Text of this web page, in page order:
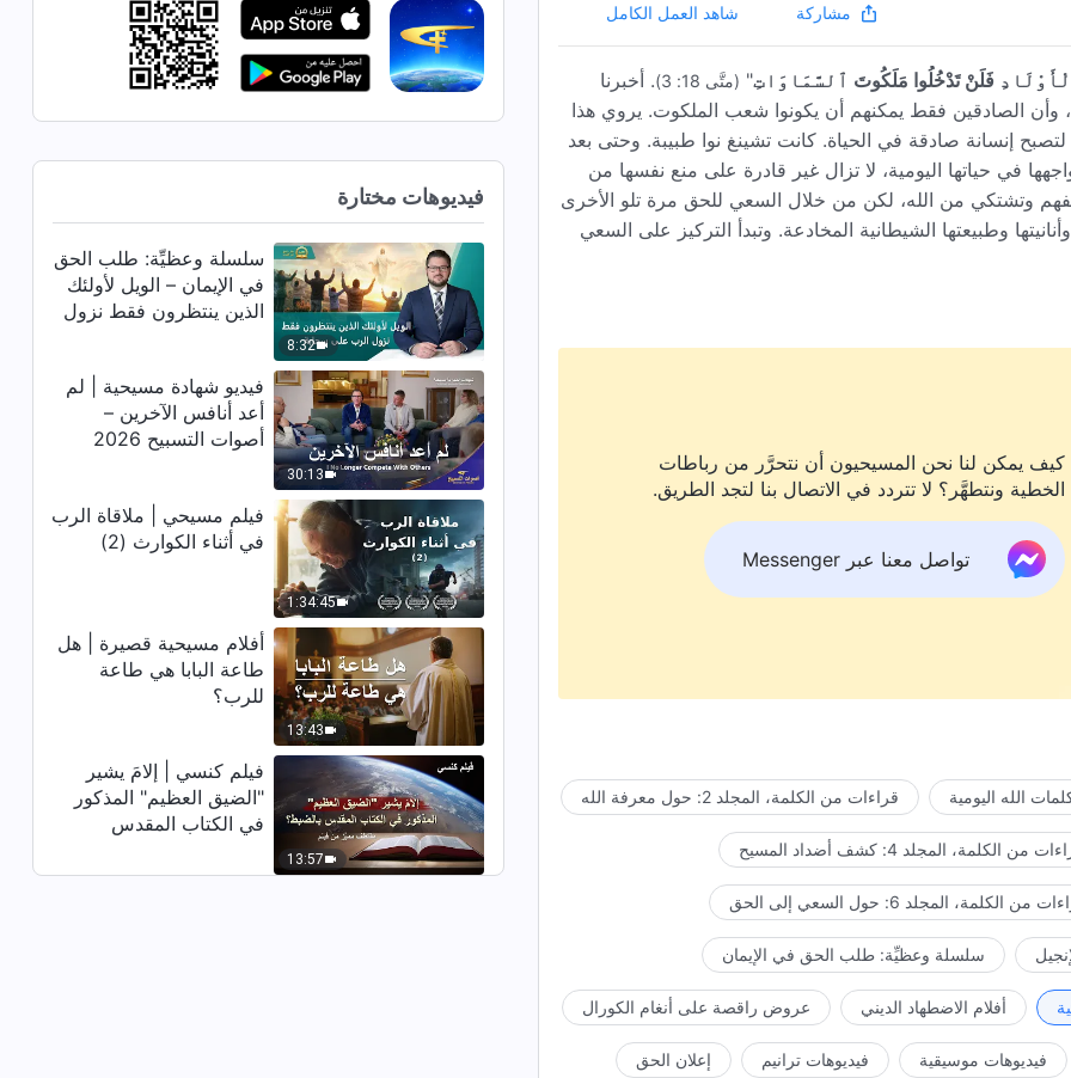
مشاركة شاهد العمل الكامل
فَلَنْ تَدْخُلُوا مَلَكُوتَ ٱلسَّمَاوَاتِ" (متَّى 18: 3)
. أخبرنا
الصادقين فقط يمكنهم أن يكونوا شعب الملكوت. يروي هذا
إنسانة صادقة في الحياة. كانت تشينغ نوا طبيبة. وحتى بعد
في حياتها اليومية، لا تزال غير قادرة على منع نفسها من
وتشتكي من الله، لكن من خلال السعي للحق مرة تلو الأخرى
وطبيعتها الشيطانية المخادعة. وتبدأ التركيز على السعي
تكذب، وترفض إنكار الله. وتقدم شهادة جميلة وباهرة لله.
كيف يمكن لنا نحن المسيحيون أن نتحرَّر من رباطات
الخطية ونتطهَّر؟ لا تتردد في الاتصال بنا لتجد الطريق.
تواصل معنا عبر Messenger
الله اليومية قراءات من الكلمة، المجلد 2: حول معرفة الله
من الكلمة، المجلد 4: كشف أضداد المسيح
من الكلمة، المجلد 6: حول السعي إلى الحق
سلسلة وعظيِّة: طلب الحق في الإيمان
أفلام الاضطهاد الديني عروض راقصة على أنغام الكورال
فيديوهات موسيقية فيديوهات ترانيم إعلان الحق
فيديوهات مختارة
8:32
سلسلة وعظيِّة: طلب الحق
في الإيمان – الويل لأولئك
الذين ينتظرون فقط نزول
30:13
فيديو شهادة مسيحية | لم
أعد أنافس الآخرين –
أصوات التسبيح 2026
1:34:45
فيلم مسيحي | ملاقاة الرب
في أثناء الكوارث (2)
13:43
أفلام مسيحية قصيرة | هل
طاعة البابا هي طاعة
للرب؟
13:57
فيلم كنسي | إلامَ يشير
"الضيق العظيم" المذكور
في الكتاب المقدس
من فيلم)